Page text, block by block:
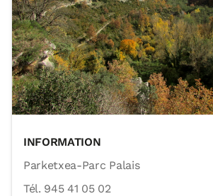
INFORMATION
Parketxea-Parc Palais
Tél. 945 41 05 02